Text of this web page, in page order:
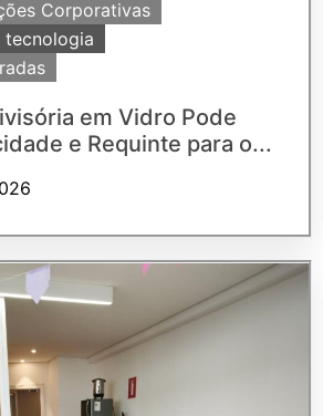
Corporativas
em Vidro Pode
e Requinte para o...